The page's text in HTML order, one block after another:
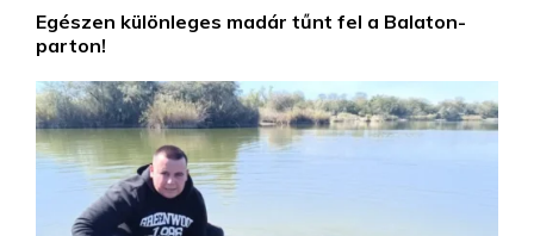
Egészen különleges madár tűnt fel a Balaton-
parton!